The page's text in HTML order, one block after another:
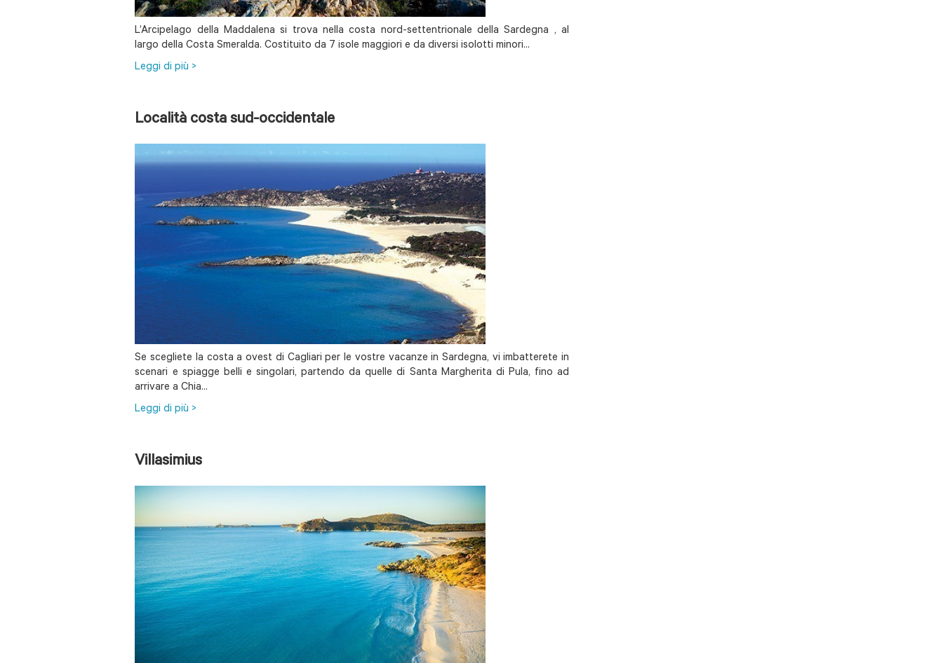
L’Arcipelago della Maddalena si trova nella costa nord-settentrionale della Sardegna , al
largo della Costa Smeralda. Costituito da 7 isole maggiori e da diversi isolotti minori...
Leggi di più >
Località costa sud-occidentale
Se scegliete la costa a ovest di Cagliari per le vostre vacanze in Sardegna, vi imbatterete in
scenari e spiagge belli e singolari, partendo da quelle di Santa Margherita di Pula, fino ad
arrivare a Chia...
Leggi di più >
Villasimius